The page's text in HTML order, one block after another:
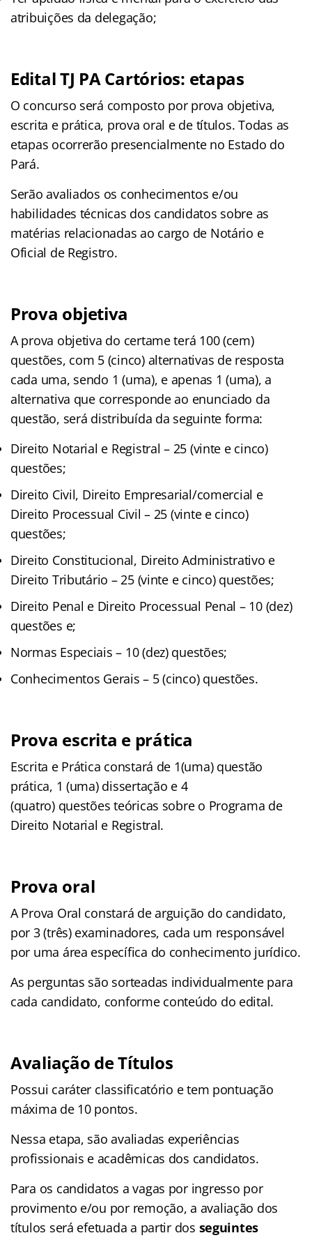
atribuições da delegação;
Edital TJ PA Cartórios: etapas
O concurso será composto por prova objetiva,
escrita e prática, prova oral e de títulos. Todas as
etapas ocorrerão presencialmente no Estado do
Pará.
Serão avaliados os conhecimentos e/ou
habilidades técnicas dos candidatos sobre as
matérias relacionadas ao cargo de Notário e
Oficial de Registro.
Prova objetiva
A prova objetiva do certame terá 100 (cem)
questões, com 5 (cinco) alternativas de resposta
cada uma, sendo 1 (uma), e apenas 1 (uma), a
alternativa que corresponde ao enunciado da
questão, será distribuída da seguinte forma:
Direito Notarial e Registral – 25 (vinte e cinco)
questões;
Direito Civil, Direito Empresarial/comercial e
Direito Processual Civil – 25 (vinte e cinco)
questões;
Direito Constitucional, Direito Administrativo e
Direito Tributário – 25 (vinte e cinco) questões;
Direito Penal e Direito Processual Penal – 10 (dez)
questões e;
Normas Especiais – 10 (dez) questões;
Conhecimentos Gerais – 5 (cinco) questões.
Prova escrita e prática
Escrita e Prática constará de 1(uma) questão
prática, 1 (uma) dissertação e 4
(quatro) questões teóricas sobre o Programa de
Direito Notarial e Registral.
Prova oral
A Prova Oral constará de arguição do candidato,
por 3 (três) examinadores, cada um responsável
por uma área específica do conhecimento jurídico.
As perguntas são sorteadas individualmente para
cada candidato, conforme conteúdo do edital.
Avaliação de Títulos
Possui caráter classificatório e tem pontuação
máxima de 10 pontos.
Nessa etapa, são avaliadas experiências
profissionais e acadêmicas dos candidatos.
Para os candidatos a vagas por ingresso por
provimento e/ou por remoção, a avaliação dos
títulos será efetuada a partir dos seguintes